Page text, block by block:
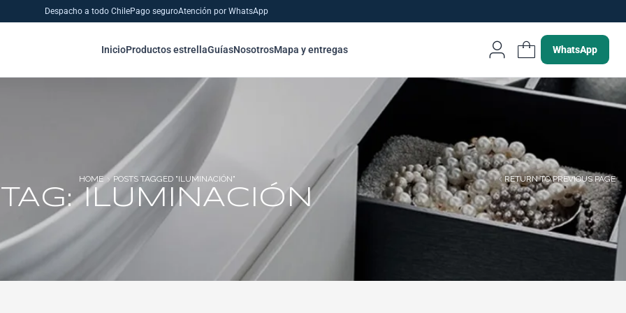
Despacho a todo ChilePago seguroAtención por WhatsApp
InicioProductos estrellaGuíasNosotrosMapa y entregas WhatsApp
RETURN TO PREVIOUS PAGE
HOME POSTS TAGGED "ILUMINACIÓN"
TAG: ILUMINACIÓN